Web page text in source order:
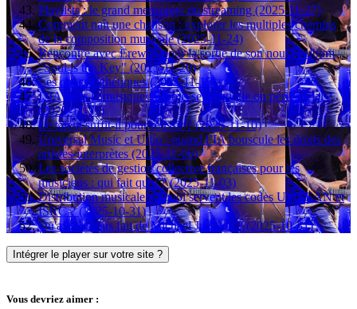
Playlists : le grand mensonge du streaming (2025-11-27)
Comment naît une chanson : explorer les multiples chemins
de la composition musicale (2025-11-24)
Rencontre avec Erewän pour la sortie de son nouvel album
"Soul is the Key" (2025-11-20)
Les chocs esthétiques (2025-11-17)
L'IA dans la musique : promesse artistique ou péril social ?
(2025-11-13)
Le talent suffit-il pour réussir ? (2025-11-10)
Universal Music et Udio : quand l’IA bouscule les droits des
artistes-interprètes (2025-11-06)
Les sociétés de gestion collective françaises pour les
musiciens : qui fait quoi ? (2025-11-03)
Distribution musicale : à quoi servent les codes UPC/EAN et
ISRC ? (2025-10-31)
Qu'avons nous fait de Michael Jackson ? (2025-10-31)
Intégrer le player sur votre site ?
Vous devriez aimer :